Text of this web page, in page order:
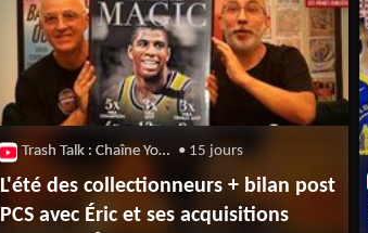
Trash Talk : Chaîne Youtube • 15 jours
L'été des collectionneurs + bilan post
PCS avec Éric et ses acquisitions